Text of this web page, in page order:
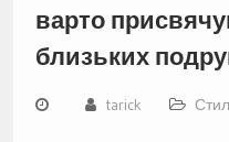
варто
близьких
tarick